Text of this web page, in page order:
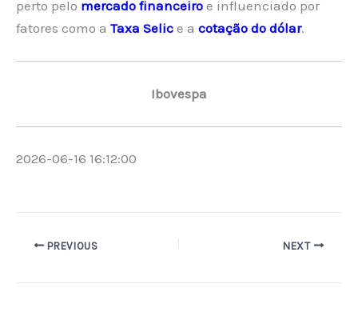
perto pelo mercado financeiro e influenciado por
fatores como a Taxa Selic e a cotação do dólar.
Ibovespa
2026-06-16 16:12:00
PREVIOUS NEXT